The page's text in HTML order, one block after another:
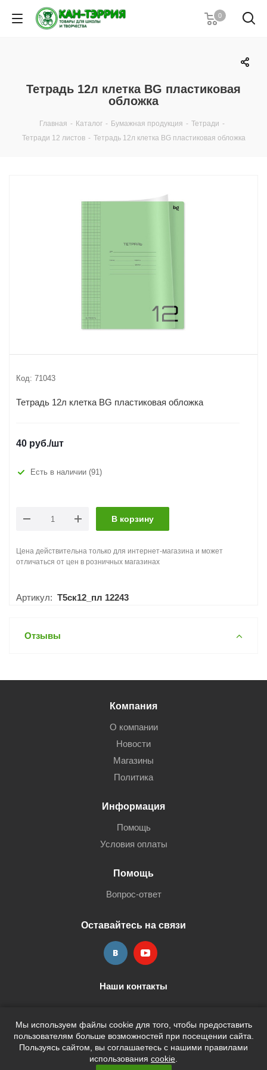
0
Тетрадь 12л клетка BG пластиковая
обложка
Главная - Каталог - Бумажная продукция - Тетради -
Тетради 12 листов - Тетрадь 12л клетка BG пластиковая обложка
Код: 71043
Тетрадь 12л клетка BG пластиковая обложка
40 руб./шт
Есть в наличии (91)
В корзину
Цена действительна только для интернет-магазина и может
отличаться от цен в розничных магазинах
Артикул: Т5ск12_пл 12243
Отзывы
Мы используем файлы cookie для того, чтобы предоставить
пользователям больше возможностей при посещении сайта.
Пользуясь сайтом, вы соглашаетесь с нашими правилами
использования cookie
Компания
О компании
Новости
Магазины
Политика
Информация
Помощь
Условия оплаты
Помощь
Вопрос-ответ
Оставайтесь на связи
Наши контакты